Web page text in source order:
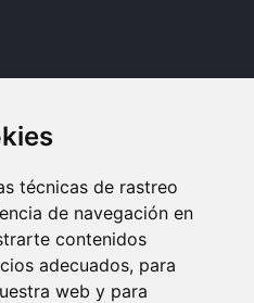
técnicas de rastreo
de navegación en
contenidos
adecuados, para
web y para
309